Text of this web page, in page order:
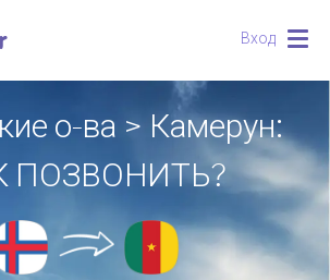
Вход
о-ва > Камерун:
ПОЗВОНИТЬ?